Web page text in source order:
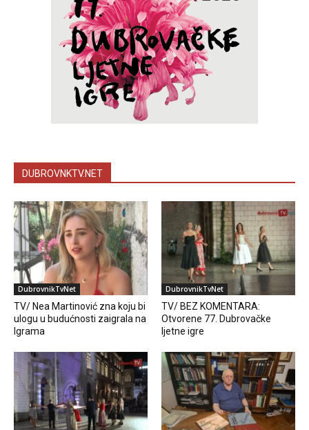
DUBROVNKTV.NET
DubrovnikTvNet
TV/ Nea Martinović zna koju bi
ulogu u budućnosti zaigrala na
Igrama
DubrovnikTvNet
TV/ BEZ KOMENTARA:
Otvorene 77. Dubrovačke
ljetne igre